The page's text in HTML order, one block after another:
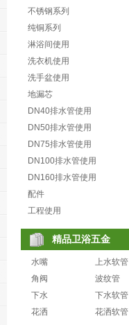
不锈钢系列
纯铜系列
淋浴间使用
洗衣机使用
洗手盆使用
地漏芯
DN40排水管使用
DN50排水管使用
DN75排水管使用
DN100排水管使用
DN160排水管使用
配件
工程使用
精品卫浴五金
水嘴
上水软管
角阀
波纹管
下水
下水软管
花洒
花洒软管